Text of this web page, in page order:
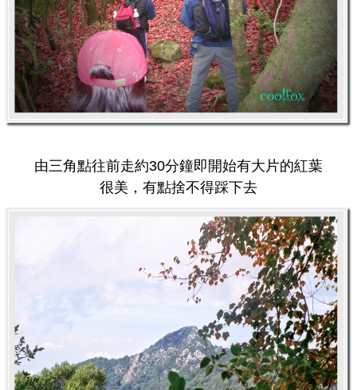
由三角點往前走約30分鐘即開始有大片的紅葉
很美，有點捨不得踩下去